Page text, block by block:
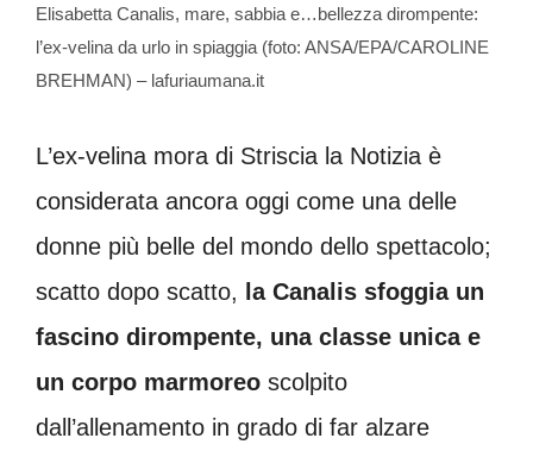
Elisabetta Canalis, mare, sabbia e…bellezza dirompente:
l’ex-velina da urlo in spiaggia (foto: ANSA/EPA/CAROLINE
BREHMAN) – lafuriaumana.it
L’ex-velina mora di Striscia la Notizia è
considerata ancora oggi come una delle
donne più belle del mondo dello spettacolo;
scatto dopo scatto, la Canalis sfoggia un
fascino dirompente, una classe unica e
un corpo marmoreo scolpito
dall’allenamento in grado di far alzare